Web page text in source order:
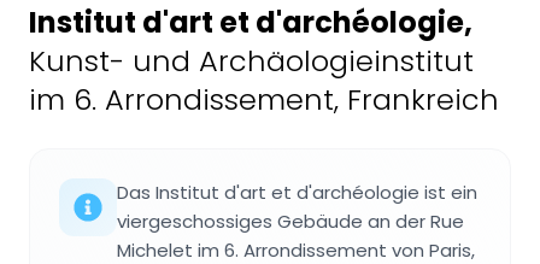
Institut d'art et d'archéologie,
Kunst- und Archäologieinstitut
im 6. Arrondissement, Frankreich
Das Institut d'art et d'archéologie ist ein
viergeschossiges Gebäude an der Rue
Michelet im 6. Arrondissement von Paris,